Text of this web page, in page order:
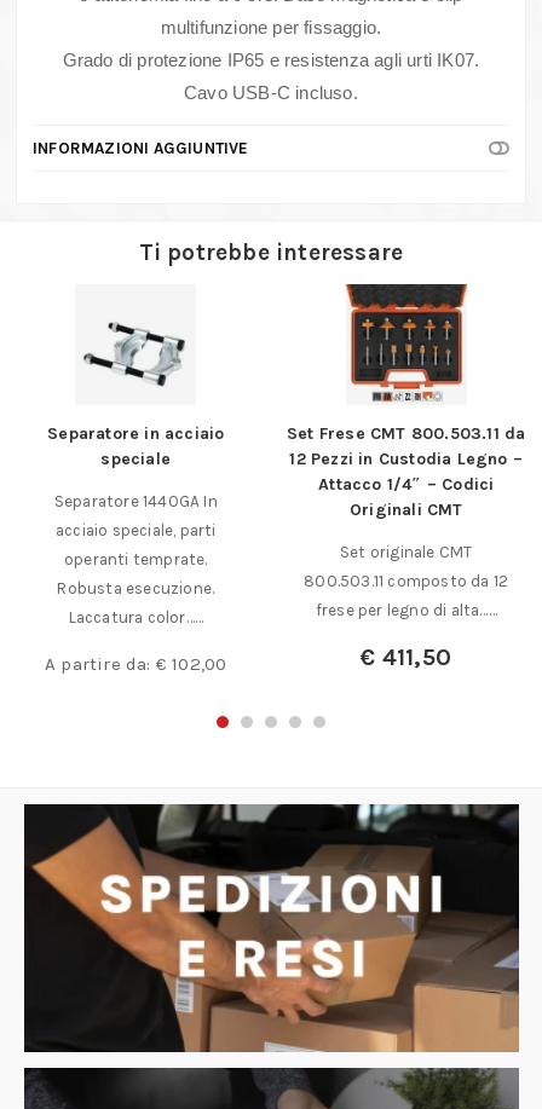
multifunzione per fissaggio.
Grado di protezione IP65 e resistenza agli urti IK07.
Cavo USB-C incluso.
INFORMAZIONI AGGIUNTIVE
Ti potrebbe interessare
Separatore in acciaio
speciale
Separatore 1440GA In
acciaio speciale, parti
operanti temprate.
Robusta esecuzione.
Laccatura color……
A partire da: € 102,00
Set Frese CMT 800.503.11 da
12 Pezzi in Custodia Legno –
Attacco 1/4″ – Codici
Originali CMT
Set originale CMT
800.503.11 composto da 12
frese per legno di alta……
€ 411,50